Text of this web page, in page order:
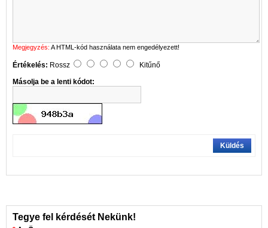
Megjegyzés: A HTML-kód használata nem engedélyezett!
Értékelés: Rossz
Kitűnő
Másolja be a lenti kódot:
Küldés
Tegye fel kérdését Nekünk!